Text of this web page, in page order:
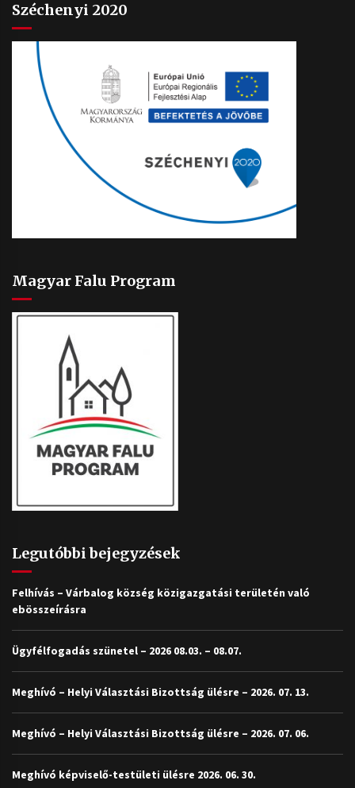
Széchenyi 2020
Magyar Falu Program
Legutóbbi bejegyzések
Felhívás – Várbalog község közigazgatási területén való
ebösszeírásra
Ügyfélfogadás szünetel – 2026 08.03. – 08.07.
Meghívó – Helyi Választási Bizottság ülésre – 2026. 07. 13.
Meghívó – Helyi Választási Bizottság ülésre – 2026. 07. 06.
Meghívó képviselő-testületi ülésre 2026. 06. 30.